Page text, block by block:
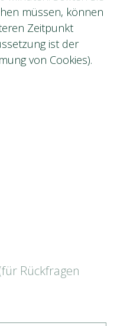
müssen, können
Zeitpunkt
ist der
von Cookies).
Rückfragen